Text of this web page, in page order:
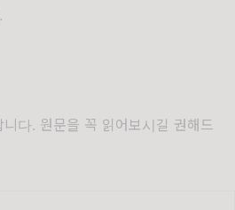
다. 원문을 꼭 읽어보시길 권해드